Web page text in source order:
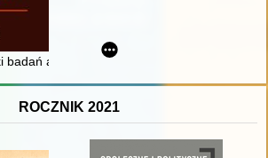
badań archeologicznych przy ulicy
ROCZNIK 2021